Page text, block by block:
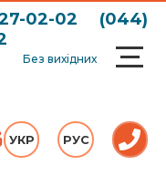
02-02
(044)
Без вихідних
УКР РУС